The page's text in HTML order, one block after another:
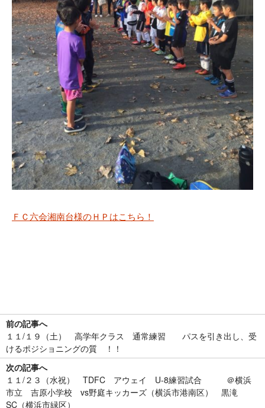
ＦＣ六会湘南台様のＨＰはこちら！
前の記事へ
１１/１９（土） 高学年クラス 通常練習 パスを引き出し、受
けるポジショニングの質 ！！
次の記事へ
１１/２３（水祝） TDFC アウェイ U-8練習試合 ＠横浜
市立 吉原小学校 vs野庭キッカーズ（横浜市港南区） 黒滝
SC（横浜市緑区）